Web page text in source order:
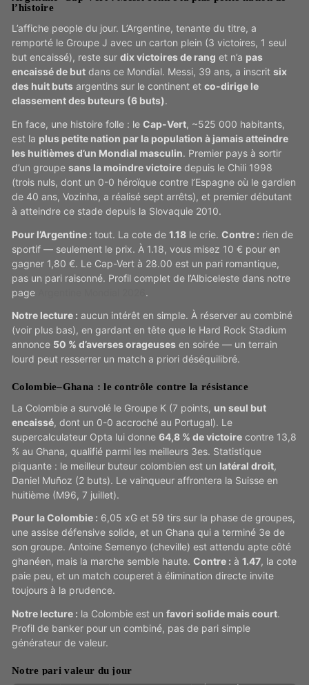
l’histoire
L’affiche people du jour. L’Argentine, tenante du titre, a
remporté le Groupe J avec un carton plein (3 victoires, 1 seul
but encaissé), reste sur dix victoires de rang et n’a pas
encaissé de but dans ce Mondial. Messi, 39 ans, a inscrit six
des huit buts argentins sur le continent et co-dirige le
classement des buteurs (6 buts).
En face, une histoire folle : le Cap-Vert, ~525 000 habitants,
est la plus petite nation par la population à jamais atteindre
les huitièmes d’un Mondial masculin. Premier pays à sortir
d’un groupe sans la moindre victoire depuis le Chili 1998
(trois nuls, dont un 0-0 héroïque contre l’Espagne où le gardien
de 40 ans, Vozinha, a réalisé sept arrêts), et premier débutant
à atteindre ce stade depuis la Slovaquie 2010.
Pour l’Argentine : tout. La cote de 1.18 le crie. Contre : rien de
sportif — seulement le prix. À 1.18, vous misez 10 € pour en
gagner 1,80 €. Le Cap-Vert à 28.00 est un pari romantique,
pas un pari raisonné. Profil complet de l’Albiceleste dans notre
page
.
Notre lecture : aucun intérêt en simple. À réserver au combiné
(voir plus bas), en gardant en tête que le Hard Rock Stadium
annonce 50 % d’averses orageuses en soirée — un terrain
lourd peut resserrer un match a priori déséquilibré.
Colombie–Ghana : le contrôle contre la résistance
La Colombie a survolé le Groupe K (7 points, un seul but
encaissé, dont un 0-0 accroché au Portugal). Le
supercalculateur Opta lui donne 64,8 % de victoire contre 13,8
% au Ghana, qualifié parmi les meilleurs 3es. Statistique
piquante : le meilleur buteur colombien est un latéral droit,
Daniel Muñoz (2 buts). Le vainqueur affrontera la Suisse en
huitième (M96, 7 juillet).
Pour la Colombie : 6,05 xG et 59 tirs sur la phase de groupes,
une assise défensive solide, et un Ghana qui a terminé 3e de
son groupe. Antoine Semenyo (cheville) est attendu apte côté
ghanéen, mais la marche semble haute. Contre : à 1.47, la cote
paie peu, et un match couperet à élimination directe invite
toujours à la prudence.
Notre lecture : la Colombie est un favori solide mais court.
Profil de banker pour un combiné, pas de pari simple
générateur de valeur.
Notre pari valeur du jour